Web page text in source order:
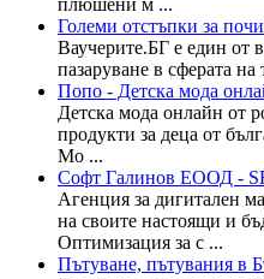
Големи отстъпки за
Ваучерите.БГ е един от
пазаруване в сферата
Попо - Детска мода
Детска мода онлайн от
продукти за деца от
Мо ...
Софт Галинов ЕООД -
Агенция за дигитален
на своите настоящи и
Oптимизация за с ...
Пътуване, пътувания в